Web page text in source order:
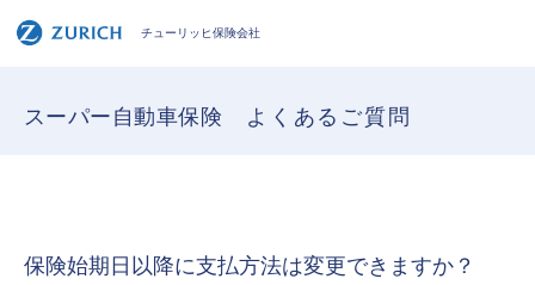
チューリッヒ保険会社
スーパー自動車保険 よくあるご質問
保険始期日以降に支払方法は変更できますか？